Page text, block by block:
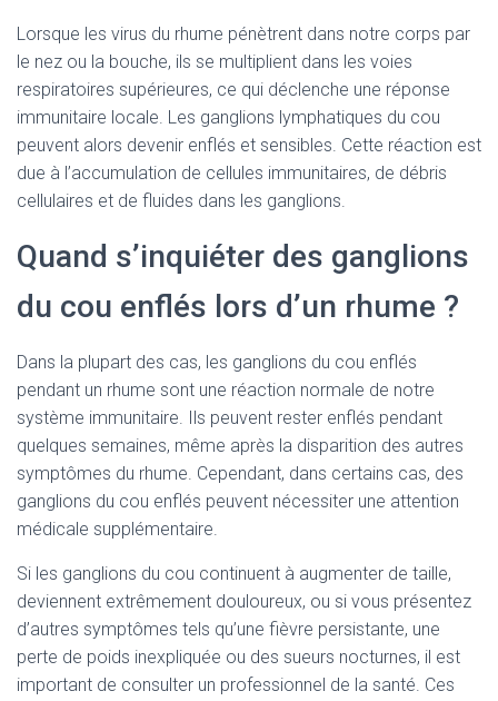
Lorsque les virus du rhume pénètrent dans notre corps par
le nez ou la bouche, ils se multiplient dans les voies
respiratoires supérieures, ce qui déclenche une réponse
immunitaire locale. Les ganglions lymphatiques du cou
peuvent alors devenir enflés et sensibles. Cette réaction est
due à l’accumulation de cellules immunitaires, de débris
cellulaires et de fluides dans les ganglions.
Quand s’inquiéter des ganglions
du cou enflés lors d’un rhume ?
Dans la plupart des cas, les ganglions du cou enflés
pendant un rhume sont une réaction normale de notre
système immunitaire. Ils peuvent rester enflés pendant
quelques semaines, même après la disparition des autres
symptômes du rhume. Cependant, dans certains cas, des
ganglions du cou enflés peuvent nécessiter une attention
médicale supplémentaire.
Si les ganglions du cou continuent à augmenter de taille,
deviennent extrêmement douloureux, ou si vous présentez
d’autres symptômes tels qu’une fièvre persistante, une
perte de poids inexpliquée ou des sueurs nocturnes, il est
important de consulter un professionnel de la santé. Ces